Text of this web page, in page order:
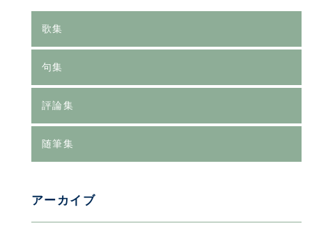
歌集
句集
評論集
随筆集
アーカイブ